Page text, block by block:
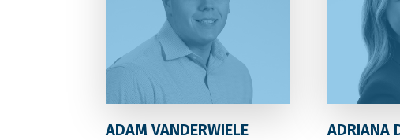
ADAM VANDERWIELE ADRIANA